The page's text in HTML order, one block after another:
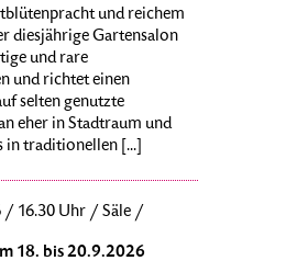
und reichem
diesjährige Gartensalon
und rare
und richtet einen
selten genutzte
eher in Stadtraum und
in traditionellen [...]
/ 16.30 Uhr / Säle /
18. bis 20.9.2026